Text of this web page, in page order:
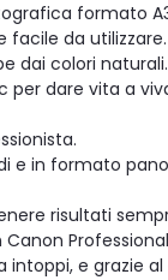
formato
facile da utilizzare.
dai colori naturali.
dare vita a
e in formato
risultati
e grazie